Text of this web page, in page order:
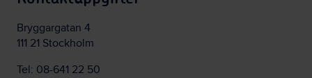
Bryggargatan 4
111 21 Stockholm
Tel: 08-641 22 50